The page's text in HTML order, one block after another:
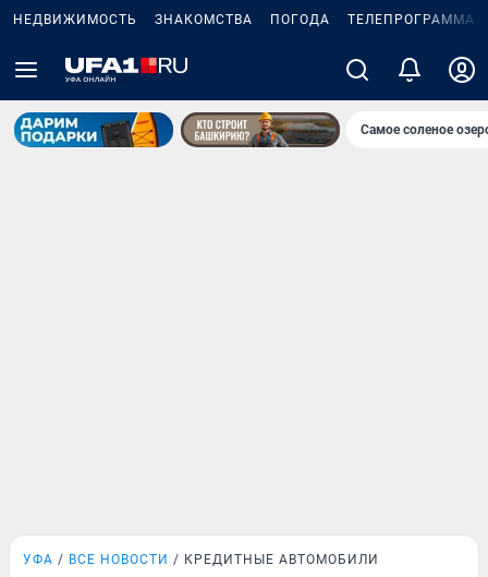
НЕДВИЖИМОСТЬ ЗНАКОМСТВА ПОГОДА ТЕЛЕПРОГРАММА
Самое соленое
УФА ВСЕ НОВОСТИ КРЕДИТНЫЕ АВТОМОБИЛИ